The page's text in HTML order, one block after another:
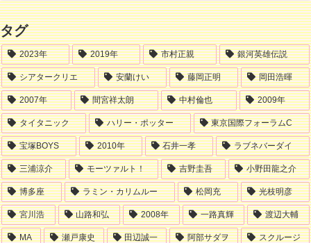
タグ
2023年 2019年 市村正親 銀河英雄伝説
シアタークリエ 安蘭けい 藤岡正明 岡田浩暉
2007年 間宮祥太朗 中村倫也 2009年
タイタニック ハリー・ポッター 東京国際フォーラムC
宝塚BOYS 2010年 石井一孝 ラブネバーダイ
三浦涼介 モーツァルト！ 吉野圭吾 小野田龍之介
博多座 ラミン・カリムルー 松岡充 光枝明彦
宮川浩 山路和弘 2008年 一路真輝 渡辺大輔
MA 瀬戸康史 田辺誠一 阿部サダヲ スクルージ